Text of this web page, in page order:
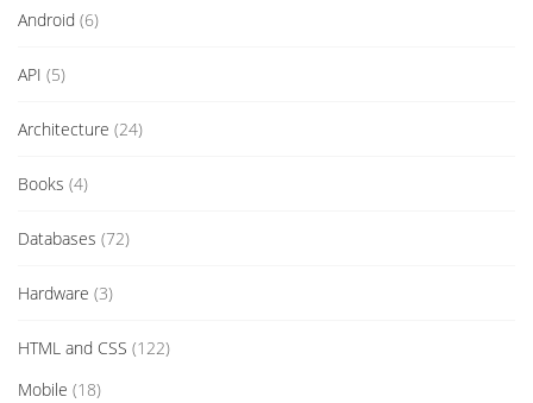
Android (6)
API (5)
Architecture (24)
Books (4)
Databases (72)
Hardware (3)
HTML and CSS (122)
Mobile (18)